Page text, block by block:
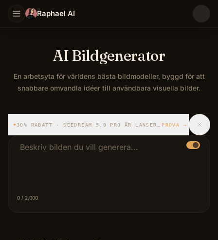
Raphael AI
AI Bildgenerator
En arbetsyta för världens bästa bildmodeller, byggd för att
snabbare omvandla idéer till användbara visuella bilder.
Beskrivningsprompt
0 / 2,000
30% RABATT · SEEDREAM 5.0 PRO ÄR LANSERADPROVA →